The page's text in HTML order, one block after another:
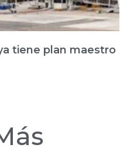
tiene plan maestro